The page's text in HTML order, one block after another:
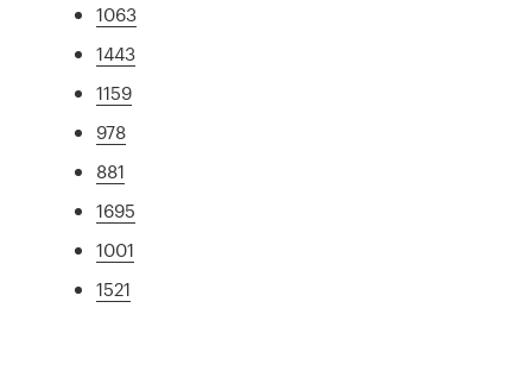
1063
1443
1159
978
881
1695
1001
1521